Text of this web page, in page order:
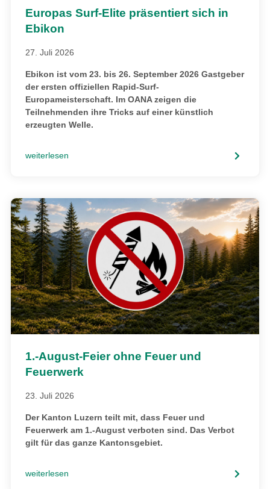
Europas Surf-Elite präsentiert sich in
Ebikon
27. Juli 2026
Ebikon ist vom 23. bis 26. September 2026 Gastgeber
der ersten offiziellen Rapid-Surf-
Europameisterschaft. Im OANA zeigen die
Teilnehmenden ihre Tricks auf einer künstlich
erzeugten Welle.
weiterlesen
1.-August-Feier ohne Feuer und
Feuerwerk
23. Juli 2026
Der Kanton Luzern teilt mit, dass Feuer und
Feuerwerk am 1.-August verboten sind. Das Verbot
gilt für das ganze Kantonsgebiet.
weiterlesen